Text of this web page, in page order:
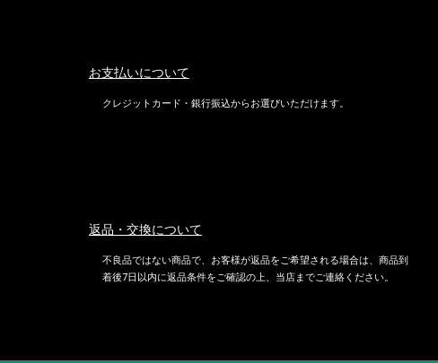
お支払いについて
クレジットカード・銀行振込からお選びいただけます。
返品・交換について
不良品ではない商品で、お客様が返品をご希望される場合は、商品到
着後7日以内に返品条件をご確認の上、当店までご連絡ください。